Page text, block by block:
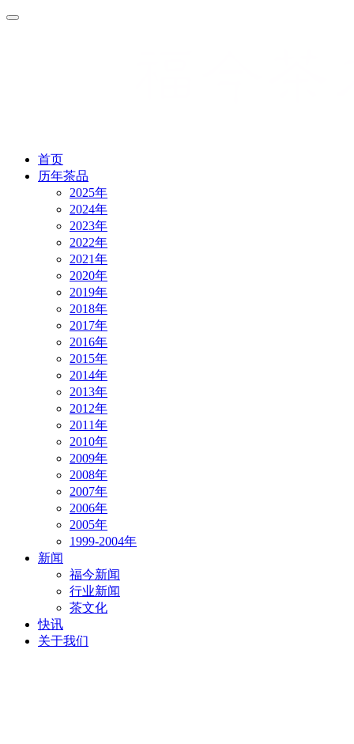
首页
历年茶品
2025年
2024年
2023年
2022年
2021年
2020年
2019年
2018年
2017年
2016年
2015年
2014年
2013年
2012年
2011年
2010年
2009年
2008年
2007年
2006年
2005年
1999-2004年
新闻
福今新闻
行业新闻
茶文化
快讯
关于我们